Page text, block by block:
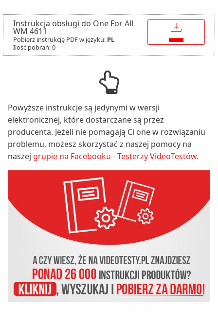
Instrukcja obsługi do One For All
WM 4611
Pobierz instrukcję PDF w języku: PL
Ilość pobrań: 0
↓
Powyższe instrukcje są jedynymi w wersji
elektronicznej, które dostarczane są przez
producenta. Jeżeli nie pomagają Ci one w rozwiązaniu
problemu, możesz skorzystać z naszej pomocy na
naszej grupie na Facebooku - Testerzy VideoTestów.